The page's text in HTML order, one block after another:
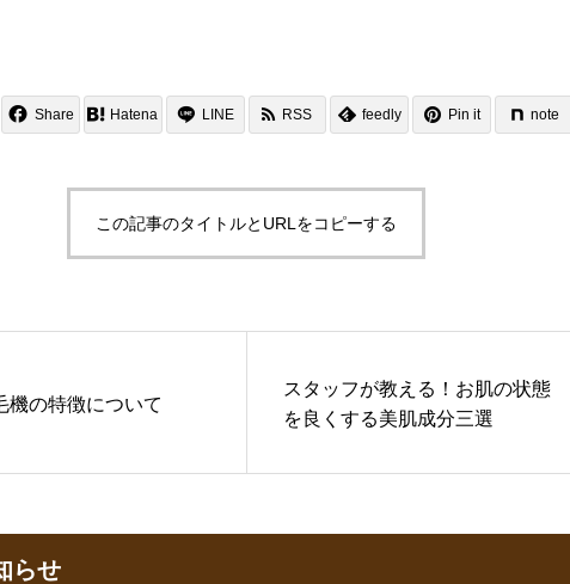
Share Hatena LINE RSS feedly Pin it note
この記事のタイトルとURLをコピーする
機の特徴について
スタッフが教える！お肌の状態
を良くする美肌成分三選
らせ